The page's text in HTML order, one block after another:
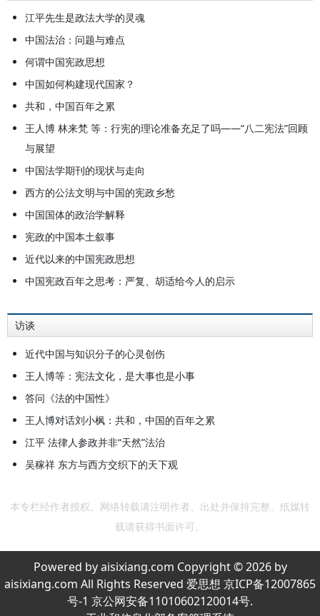
江平先生是政法大学的灵魂
中国法治：问题与难点
何谓中国宪政思想
中国如何构建现代国家？
共和，中国百年之累
王人博 林来梵 等：行宪的理论准备充足了吗——“八二宪法”回顾
与展望
中国法学期刊的现状与走向
西方的公法文明与中国的宪政乡愁
中国国体的政治学解释
宪政的中国本土叙事
近代以来的中国宪政思想
中国宪政百年之思考：严复、胡适给今人的启示
访谈
近代中国与知识分子的心灵创伤
王人博等：宪法文化，是大事也是小事
答问《法的中国性》
王人博对话刘小枫：共和，中国的百年之累
江平 法律人参政并非“天然”法治
吴稼祥 东方与西方交织下的天下观
本专栏经作者授权。网络转载请注明作者、出处并保持完整。纸媒转
载请获得书面许可。
Powered by aisixiang.com Copyright © 2026 by
aisixiang.com All Rights Reserved 爱思想 京ICP备12007865
号-1 京公网安备11010602120014号.